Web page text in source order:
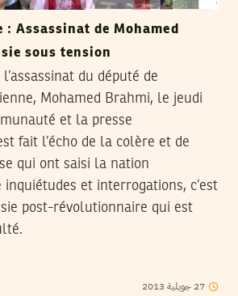
: Assassinat de Mohamed
sous tension
l’assassinat du député de
Mohamed Brahmi, le jeudi
et la presse
fait l’écho de la colère et de
qui ont saisi la nation
et interrogations, c’est
post-révolutionnaire qui est
27 جويلية 2013